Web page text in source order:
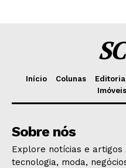
Início Colunas
Imóveis
Sobre nós
Explore notícias e artigos
tecnologia, moda,